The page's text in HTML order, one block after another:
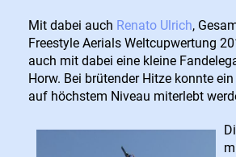
Mit dabei auch Renato Ulrich,
Freestyle Aerials Weltcupwertung
auch mit dabei eine kleine
Horw. Bei brütender Hitze konnte
auf höchstem Niveau miterlebt